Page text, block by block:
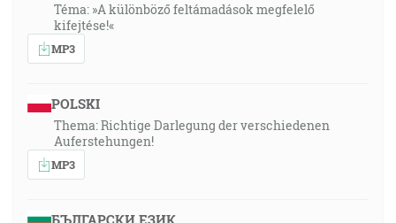
Téma: »A különböző feltámadások megfelelő
kifejtése!«
MP3
POLSKI
Thema: Richtige Darlegung der verschiedenen
Auferstehungen!
MP3
БЪЛГАРСКИ ЕЗИК